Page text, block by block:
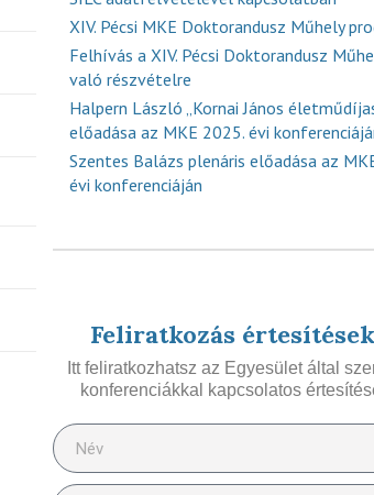
XIV. Pécsi MKE Doktorandusz Műhely
Felhívás a XIV. Pécsi Doktorandusz
való részvételre
Halpern László „Kornai János
előadása az MKE 2025. évi
Szentes Balázs plenáris előadása az
évi konferenciáján
Feliratkozás
Itt feliratkozhatsz az Egyesület által
konferenciákkal kapcsolatos